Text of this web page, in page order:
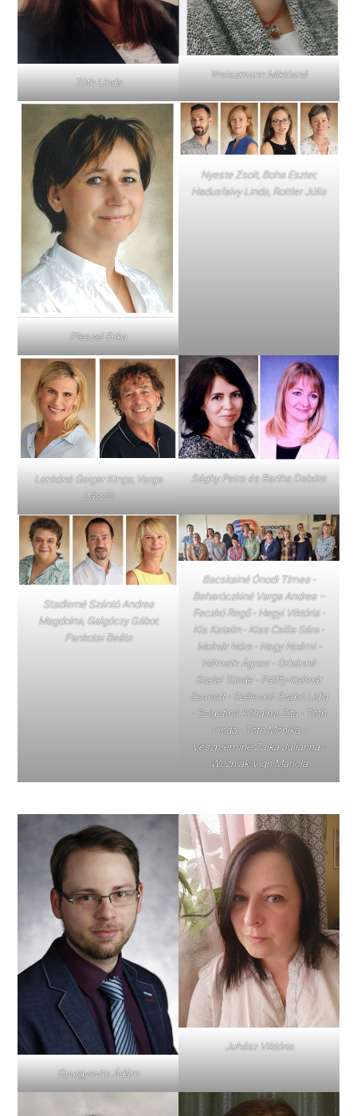
Tóth Linda
Weiszmann Miklósné
Pleszel Erika
Nyeste Zsolt, Boha Eszter,
Hadusfalvy Linda, Rottler Júlia
Lenkóné Geiger Kinga, Varga
László
Sághy Petra és Bartha Debóra
Stadlerné Szántó Andrea
Magdolna, Galgóczy Gábor,
Pankotai Beáta
Bacskainé Ónodi Tímea -
Beharóczkiné Varga Andrea –
Feczkó Regő - Hegyi Viktória -
Kis Katalin - Kiss Csilla Sára -
Molnár Nóra - Nagy Noémi -
Németh Ágnes - Orbánné
Szalai Tünde - Pálffy-Kalmár
Zsanett - Szélesné Szabó Lídia
- Szigetiné Kőhalmi Zita - Tóth
Linda - Tóth Mónika -
Veszpréminé Zalka Julianna -
Wozniak-Vigh Mariola
Gyurgyovits Ádám
Juhász Viktória